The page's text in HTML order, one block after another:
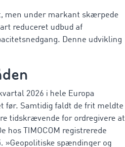
men under markant skærpede
reduceret udbud af
Denne udvikling
2026 i hele Europa
før. Samtidig faldt de frit meldte
tidskrævende for ordregivere at
TIMOCOM registrerede
»Geopolitiske spændinger og